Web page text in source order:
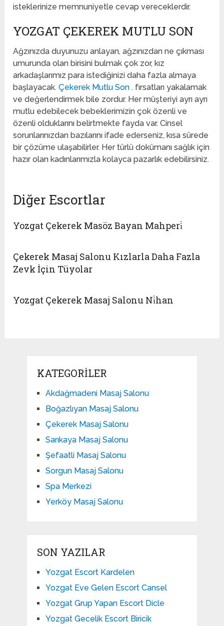
isteklerinize memnuniyetle cevap vereceklerdir.
YOZGAT ÇEKEREK MUTLU SON
Ağzınızda duyunuzu anlayan, ağzınızdan ne çıkması
umurunda olan birisini bulmak çok zor, kız
arkadaşlarımız para istediğinizi daha fazla almaya
başlayacak.Çekerek Mutlu Son. fırsatları yakalamak
ve değerlendirmek bile zordur. Her müşteriyi ayrı ayrı
mutlu edebilecek bebeklerimizin çok özenli ve
özenli olduklarını belirtmekte fayda var. Cinsel
sorunlarınızdan bazılarını ifade ederseniz, kısa sürede
bir çözüme ulaşabilirler. Her türlü dokümanı sağlık için
hazır olan kadınlarımızla kolayca pazarlık edebilirsiniz.
Diğer Escortlar
Yozgat Çekerek Masöz Bayan Mahperi̇
Çekerek Masaj Salonu Kızlarla Daha Fazla
Zevk İçin Tüyolar
Yozgat Çekerek Masaj Salonu Ni̇han
KATEGORILER
Akdağmadeni Masaj Salonu
Boğazlıyan Masaj Salonu
Çekerek Masaj Salonu
Sarıkaya Masaj Salonu
Şefaatli Masaj Salonu
Sorgun Masaj Salonu
Spa Merkezi
Yerköy Masaj Salonu
SON YAZILAR
Yozgat Escort Kardelen
Yozgat Eve Gelen Escort Cansel
Yozgat Grup Yapan Escort Dicle
Yozgat Gecelik Escort Biricik